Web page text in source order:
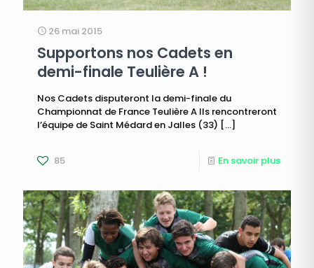
26 mai 2015
Supportons nos Cadets en
demi-finale Teulière A !
Nos Cadets disputeront la demi-finale du
Championnat de France Teulière A Ils rencontreront
l’équipe de Saint Médard en Jalles (33) […]
85 En savoir plus